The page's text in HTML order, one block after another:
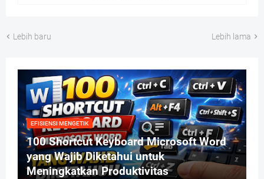
Lebih baru Lebih lama
EFISIENSI MENGETIK
100 Shortcut Keyboard Microsoft Word
yang Wajib Diketahui untuk
Meningkatkan Produktivitas